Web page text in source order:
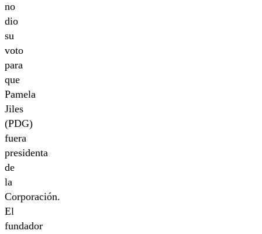
no
dio
su
voto
para
que
Pamela
Jiles
(PDG)
fuera
presidenta
de
la
Corporación.
El
fundador